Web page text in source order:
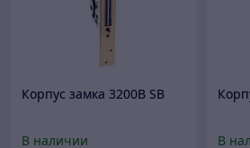
Корпус замка 3200B SB
В наличии В